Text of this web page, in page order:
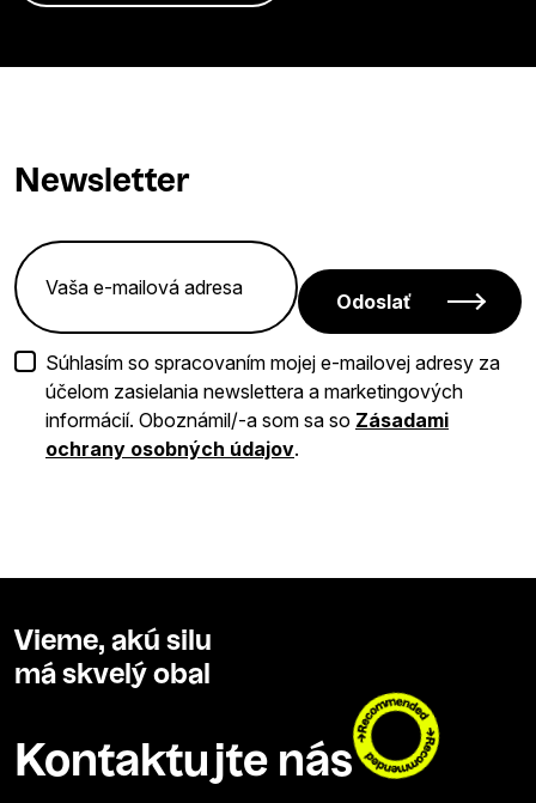
Newsletter
Odoslať
Súhlasím so spracovaním mojej e-mailovej adresy za
účelom zasielania newslettera a marketingových
informácií. Oboznámil/-a som sa so Zásadami
ochrany osobných údajov.
Vieme, akú silu
má skvelý obal
Kontaktujte nás